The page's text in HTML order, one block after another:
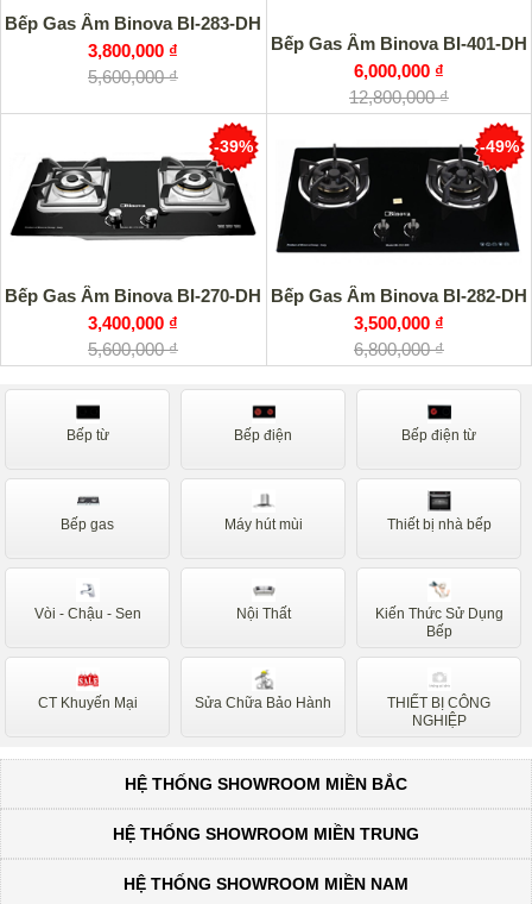
Bếp Gas Âm Binova BI-283-DH
3,800,000 ₫
5,600,000 ₫
Bếp Gas Âm Binova BI-401-DH
6,000,000 ₫
12,800,000 ₫
Bếp Gas Âm Binova BI-270-DH
3,400,000 ₫
5,600,000 ₫
-39%
Bếp Gas Âm Binova BI-282-DH
3,500,000 ₫
6,800,000 ₫
-49%
Bếp từ Bếp điện Bếp điện từ
Bếp gas Máy hút mùi Thiết bị nhà bếp
Vòi - Chậu - Sen Nội Thất
Kiến Thức Sử Dụng
Bếp
CT Khuyến Mại Sửa Chữa Bảo Hành
THIẾT BỊ CÔNG
NGHIỆP
HỆ THỐNG SHOWROOM MIỀN BẮC
HỆ THỐNG SHOWROOM MIỀN TRUNG
HỆ THỐNG SHOWROOM MIỀN NAM